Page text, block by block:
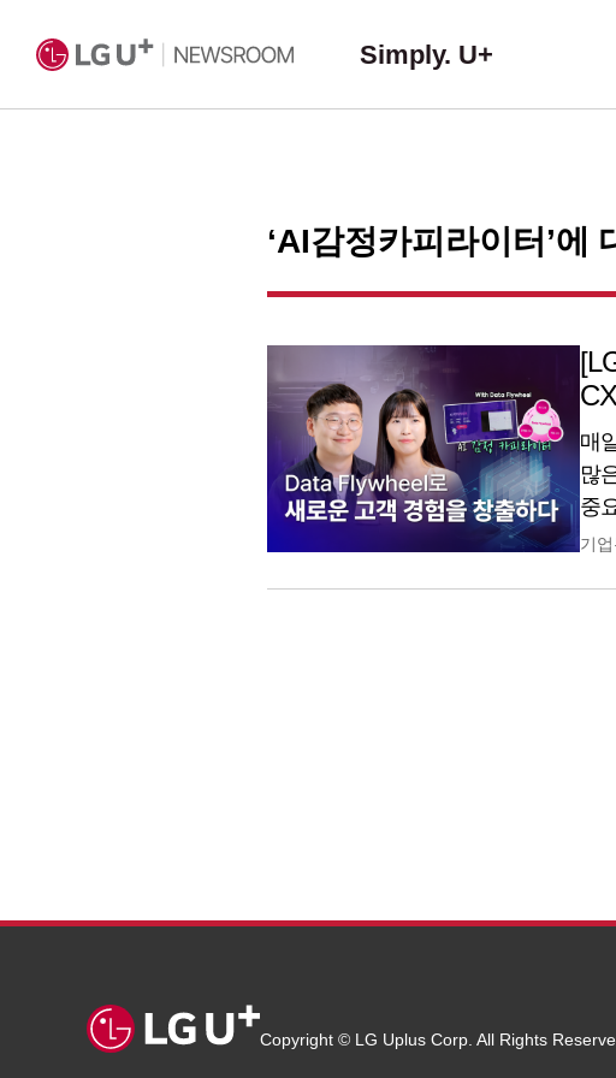
Simply. U+
‘AI감정카피라이터’에
매
많
중
서
기
Copyright © LG Uplus Corp. All Rights